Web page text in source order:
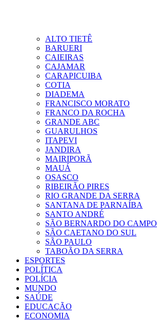
ALTO TIETÊ
BARUERI
CAIEIRAS
CAJAMAR
CARAPICUIBA
COTIA
DIADEMA
FRANCISCO MORATO
FRANCO DA ROCHA
GRANDE ABC
GUARULHOS
ITAPEVI
JANDIRA
MAIRIPORÃ
MAUÁ
OSASCO
RIBEIRÃO PIRES
RIO GRANDE DA SERRA
SANTANA DE PARNAÍBA
SANTO ANDRÉ
SÃO BERNARDO DO CAMPO
SÃO CAETANO DO SUL
SÃO PAULO
TABOÃO DA SERRA
ESPORTES
POLÍTICA
POLÍCIA
MUNDO
SAÚDE
EDUCAÇÃO
ECONOMIA